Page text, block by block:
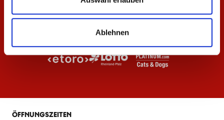
Ablehnen
ÖFFNUNGSZEITEN